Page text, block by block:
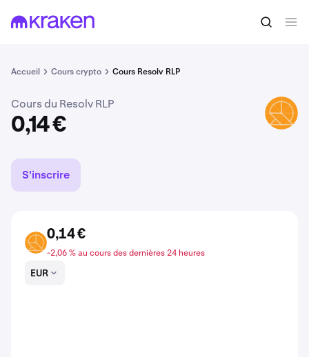
Accueil Cours crypto Cours Resolv RLP
0,14 € Acheter du RLP
Cours du Resolv RLP
0,14 €
RLP
S'inscrire
RLP
0,14 €
-2,06 % au cours des dernières 24 heures
EUR